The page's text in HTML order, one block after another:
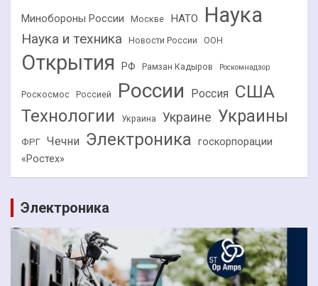
Минобороны России Москве НАТО Наука
Наука и техника Новости России ООН
Открытия РФ Рамзан Кадыров Роскомнадзор
Роскосмос Россией России Россия США
Технологии Украина Украине Украины
ФРГ Чечни Электроника госкорпорации
«Ростех»
Электроника